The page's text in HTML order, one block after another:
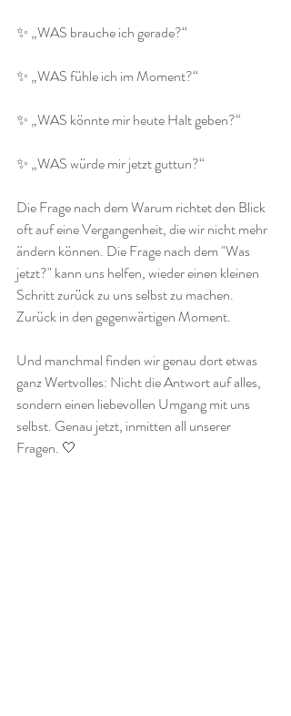
✨ „WAS brauche ich gerade?“
✨ „WAS fühle ich im Moment?“
✨ „WAS könnte mir heute Halt geben?“
✨ „WAS würde mir jetzt guttun?“
Die Frage nach dem Warum richtet den Blick
oft auf eine Vergangenheit, die wir nicht mehr
ändern können. Die Frage nach dem "Was
jetzt?" kann uns helfen, wieder einen kleinen
Schritt zurück zu uns selbst zu machen.
Zurück in den gegenwärtigen Moment.
Und manchmal finden wir genau dort etwas
ganz Wertvolles: Nicht die Antwort auf alles,
sondern einen liebevollen Umgang mit uns
selbst. Genau jetzt, inmitten all unserer
Fragen. 🤍